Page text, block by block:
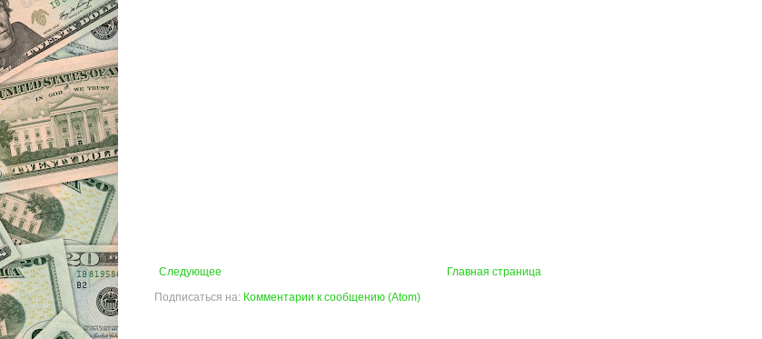
Следующее
Главная страница
Подписаться на: Комментарии к сообщению (Atom)